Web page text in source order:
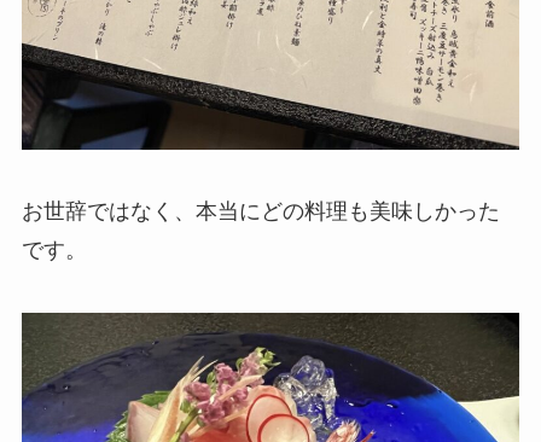
お世辞ではなく、本当にどの料理も美味しかった
です。